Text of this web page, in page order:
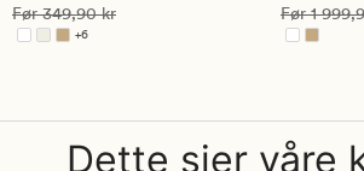
på
4.5
Vanlig pris 349,90 kr
Før349,90 kr
+6
Tilgjengelig i flere farger
på
4.5
Vanlig pris
Før1
Dette sier våre